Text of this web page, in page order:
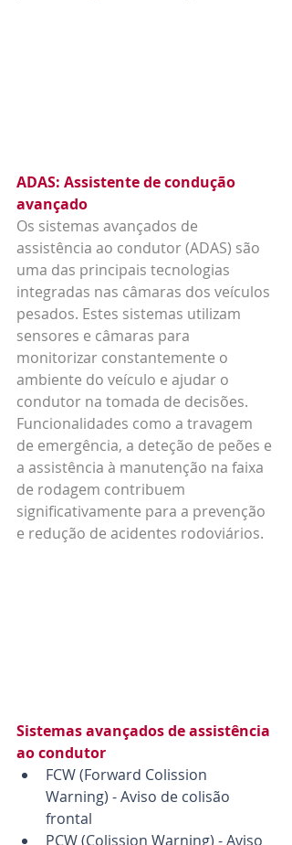
ADAS: Assistente de condução
avançado
Os sistemas avançados de
assistência ao condutor (ADAS) são
uma das principais tecnologias
integradas nas câmaras dos veículos
pesados. Estes sistemas utilizam
sensores e câmaras para
monitorizar constantemente o
ambiente do veículo e ajudar o
condutor na tomada de decisões.
Funcionalidades como a travagem
de emergência, a deteção de peões e
a assistência à manutenção na faixa
de rodagem contribuem
significativamente para a prevenção
e redução de acidentes rodoviários.
Sistemas avançados de assistência
ao condutor
FCW (Forward Colission
Warning) - Aviso de colisão
frontal
PCW (Colission Warning) - Aviso